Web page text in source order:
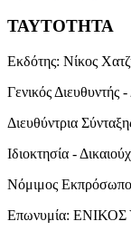
ΤΑΥΤΟΤΗΤΑ
Εκδότης: Νίκος
Γενικός Διευθυντής -
Διευθύντρια
Ιδιοκτησία -
Νόμιμος
Επωνυμία: ΕΝΙΚΟΣ